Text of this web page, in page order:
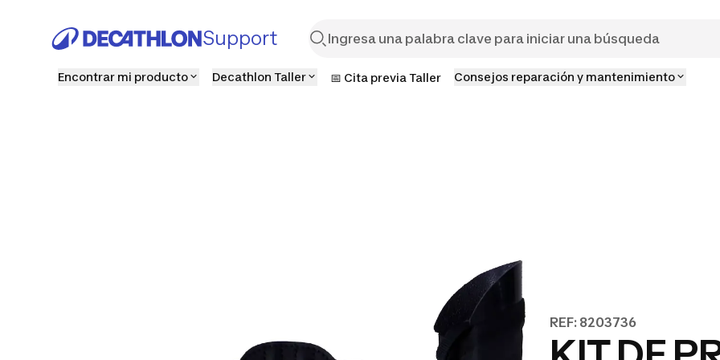
Support
Encontrar mi producto Decathlon Taller 📅 Cita previa Taller Consejos reparación y mantenimiento
REF: 8203736